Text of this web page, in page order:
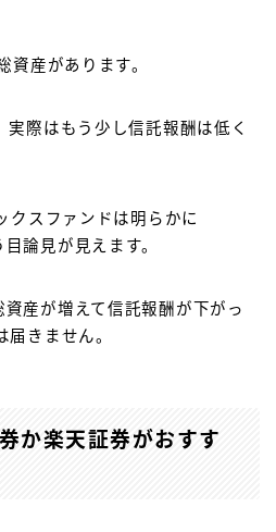
資産があります。
際はもう少し信託報酬は低く
クスファンドは明らかに
論見が見えます。
産が増えて信託報酬が下がっ
届きません。
か楽天証券がおすす